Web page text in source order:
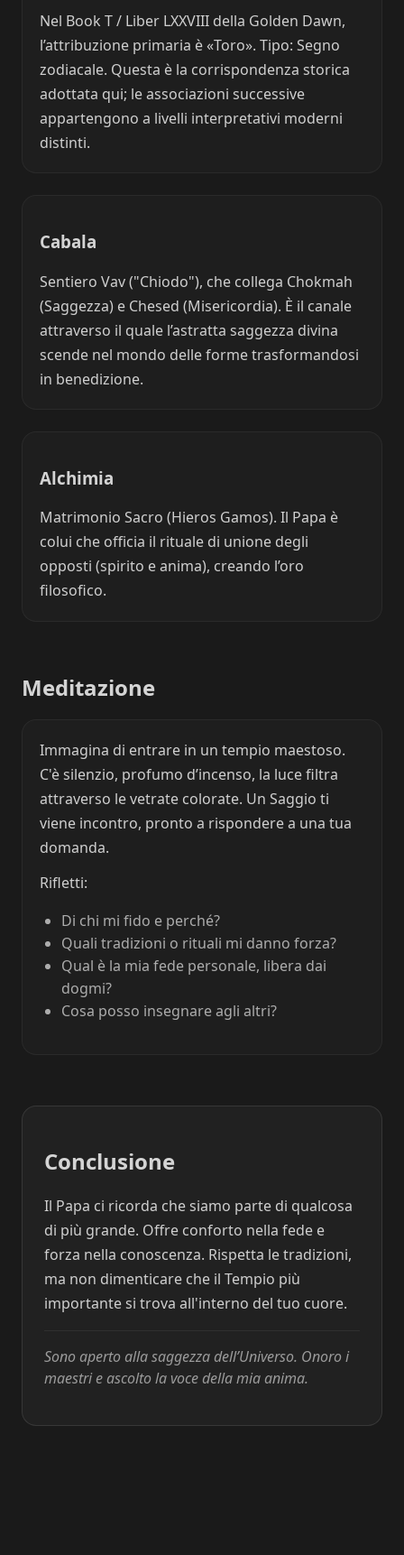
Nel Book T / Liber LXXVIII della Golden Dawn,
l’attribuzione primaria è «Toro». Tipo: Segno
zodiacale. Questa è la corrispondenza storica
adottata qui; le associazioni successive
appartengono a livelli interpretativi moderni
distinti.
Cabala
Sentiero Vav ("Chiodo"), che collega Chokmah
(Saggezza) e Chesed (Misericordia). È il canale
attraverso il quale l’astratta saggezza divina
scende nel mondo delle forme trasformandosi
in benedizione.
Alchimia
Matrimonio Sacro (Hieros Gamos). Il Papa è
colui che officia il rituale di unione degli
opposti (spirito e anima), creando l’oro
filosofico.
Meditazione
Immagina di entrare in un tempio maestoso.
C'è silenzio, profumo d’incenso, la luce filtra
attraverso le vetrate colorate. Un Saggio ti
viene incontro, pronto a rispondere a una tua
domanda.
Rifletti:
Di chi mi fido e perché?
Quali tradizioni o rituali mi danno forza?
Qual è la mia fede personale, libera dai
dogmi?
Cosa posso insegnare agli altri?
Conclusione
Il Papa ci ricorda che siamo parte di qualcosa
di più grande. Offre conforto nella fede e
forza nella conoscenza. Rispetta le tradizioni,
ma non dimenticare che il Tempio più
importante si trova all'interno del tuo cuore.
Sono aperto alla saggezza dell’Universo. Onoro i
maestri e ascolto la voce della mia anima.